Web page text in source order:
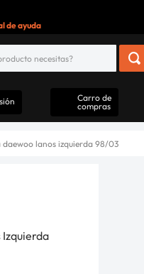
de ayuda
sesión
Carro de
compras
daewoo lanos izquierda 98/03